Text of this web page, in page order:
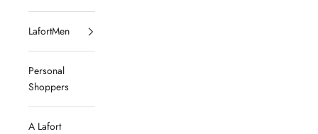
LafortMen
Personal
Shoppers
A Lafort